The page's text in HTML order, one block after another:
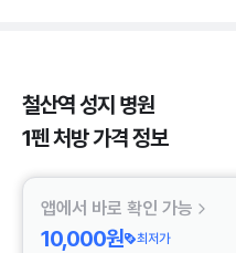
철산역 성지 병원
1펜 처방 가격 정보
앱에서 바로 확인 가능
10,000원
최저가